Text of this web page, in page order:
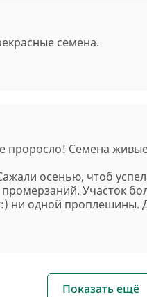
семена.
проросло! Семена
осенью, чтоб
Участок
ни одной проплешины.
Показать ещё